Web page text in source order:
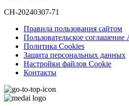
CH-20240307-71
Правила пользования сайтом
Пользовательское
Политика Cookies
Защита персональных данных
Настройки файлов Cookie
Контакты